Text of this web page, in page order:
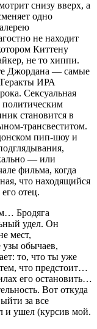
снизу вверх, а
одно
не находит
Киттену
не то хиппи.
Джордана — самые
ИРА
Сексуальная
политическим
становится в
трансвеститом.
пип-шоу и
— или
фильма, когда
что находящийся
отец.
Бродяга
удел. Он
мест,
обычаев,
то, что ты уже
что предстоит…
его остановить…
Вот откуда
за все
и ушел (курсив мой.